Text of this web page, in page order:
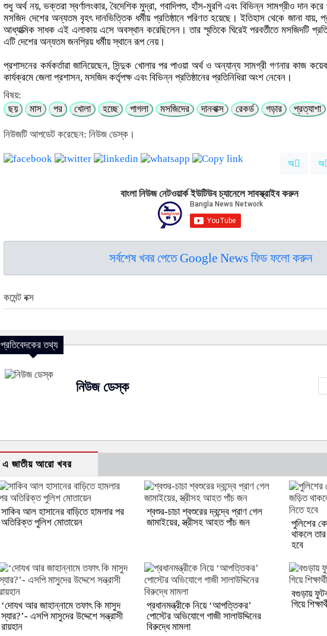
শুধু অর্থ নয়, ভক্তরা স্বর্ণালংকার, বৈদেশিক মুদ্রা, গবাদিপশু, হাঁস-মুরগি এবং বিভিন্ন সামগ্রীও দান
মসজিদ দেশের অন্যতম বৃহৎ দানভিত্তিক ধর্মীয় প্রতিষ্ঠানে পরিণত হয়েছে। ইতিহাস থেকে জানা
আধ্যাত্মিক সাধক এই এলাকায় এসে অবস্থান করেছিলেন। তার স্মৃতিকে ঘিরেই পরবর্তীতে মসজিদটি
এটি দেশের অন্যতম জনপ্রিয় ধর্মীয় স্থানে রূপ নেয়।
প্রশাসনের কর্মকর্তারা জানিয়েছেন, সিন্দুক খোলার পর পাওয়া অর্থ ও অন্যান্য সামগ্রী গণনার কাজ
কার্যক্রমে জেলা প্রশাসন, মসজিদ কর্তৃপক্ষ এবং বিভিন্ন প্রতিষ্ঠানের প্রতিনিধিরা অংশ নেবেন।
বিষয়:
ছয়
মাস পর খোলা হচ্ছে পাগলা মসজিদের দানবাক্স রেকর্ড গড়ার প্রত্যাশা
নিউজটি আপডেট করেছেন: নিউজ ডেস্ক।
অ অ
বাংলা নিউজ নেটওয়ার্ক ইউটিউব চ্যানেলে সাবস্ক্রাইব করুন
সর্বশেষ খবর পেতে Google News ফিড ফলো করুন
কমেন্ট বক্স
প্রতিবেদকের তথ্য
নিউজ ডেস্ক
এ জাতীয় আরো খবর
সাকিব আল হাসানের বাড়িতে হামলার পর
অতিরিক্ত পুলিশ মোতায়েন
শ্বশুর-চাচা শ্বশুরের দ্বন্দ্বে প্রাণ গেল
জামাইয়ের, স্ত্রীসহ আহত পাঁচ জন
পুলিশের
থাকলে
হবে
‘দোযখ আর জাহান্নামে তফাৎ কি মাসুদ
স্যার?’- এসপি মাসুদের উদ্দেশে সন্ত্রাসী
রায়হান
প্রধানমন্ত্রীকে নিয়ে ‘আপত্তিকর’
পোস্টের অভিযোগে গাজী সালাউদ্দিনের
বিরুদ্ধে মামলা
বগুড়ায়
গিয়ে